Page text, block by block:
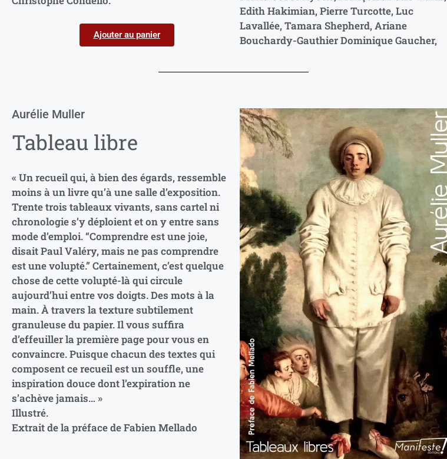
Ajouter au panier
Edith Hakimian, Pierre Turcotte, Luc
Lavallée, Tamara Shepherd, Ariane
Bouchardy-Gauthier Dominique Gaucher,
Aurélie Muller
Tableau libre
« Un recueil qui, à bien des égards, ressemble
moins à un livre qu’à une salle d’exposition.
Trente trois tableaux vivants, sans cartel ni
chronologie s’y déploient et on y entre sans
mode d’emploi. “Comprendre est une joie,
disait Paul Valéry, mais ne pas comprendre
est une volupté.” Certainement, c’est quelque
chose de cette volupté-là qui circule
aujourd’hui entre vos doigts. Des mots à la
main. À travers la texture subtilement
granuleuse du papier. Il vous suffira
d’effeuiller la première page pour vous en
convaincre. Puisque chacun des textes qui
composent ce recueil est un souffle, une
inspiration douce dont l’expiration ne
s’achève jamais… »
Illustré.
Extrait de la préface de Fabien Mellado